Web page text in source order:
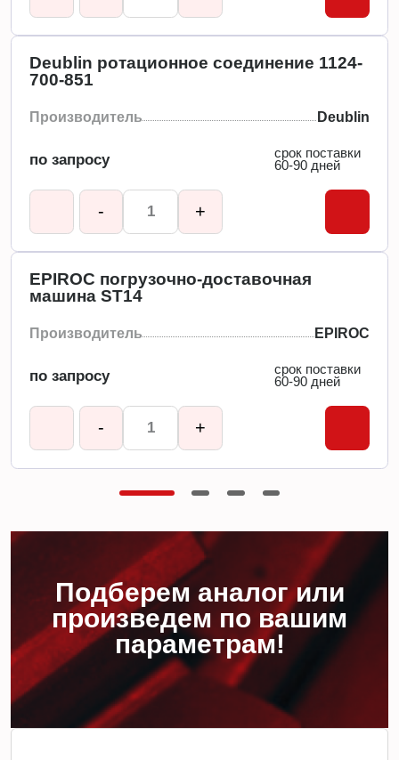
Deublin ротационное соединение 1124-
700-851
Производитель Deublin
по запросу
срок поставки
60-90 дней
- +
EPIROC погрузочно-доставочная
машина ST14
Производитель EPIROC
по запросу
срок поставки
60-90 дней
- +
Подберем аналог или
произведем по вашим
параметрам!